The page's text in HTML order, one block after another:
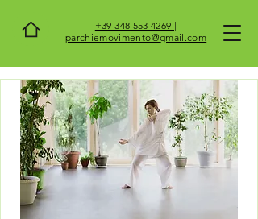
+39 348 553 4269 |
parchiemovimento@gmail.com